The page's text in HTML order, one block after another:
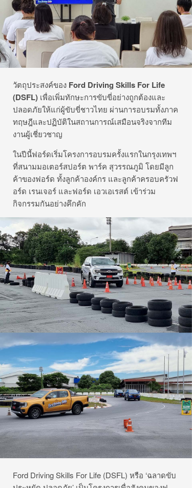
วัตถุประสงค์ของ Ford Driving Skills For Life
(DSFL) เพื่อเพิ่มทักษะการขับขี่อย่างถูกต้องและ
ปลอดภัยให้แก่ผู้ขับขี่ชาวไทย ผ่านการอบรมทั้งภาค
ทฤษฎีและปฏิบัติในสถานการณ์เสมือนจริงจากทีม
งานผู้เชี่ยวชาญ
ในปีนี้ฟอร์ดเริ่มโครงการอบรมครั้งแรกในกรุงเทพฯ
ที่สนามมอเตอร์สปอร์ต พาร์ค สุวรรณภูมิ โดยมีลูก
ค้าของฟอร์ด ทั้งลูกค้าองค์กร และลูกค้าครอบครัวฟ
อร์ด เรนเจอร์ และฟอร์ด เอวเอเรสต์ เข้าร่วม
กิจกรรมกันอย่างคึกคัก
Ford Driving Skills For Life (DSFL) หรือ ‘ฉลาดขับ